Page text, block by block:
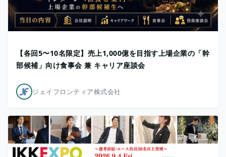
【各回5〜10名限定】売上1,000億を目指す上場企業の「幹
部候補」向け食事会 兼 キャリア座談会
ジェイフロンティア株式会社